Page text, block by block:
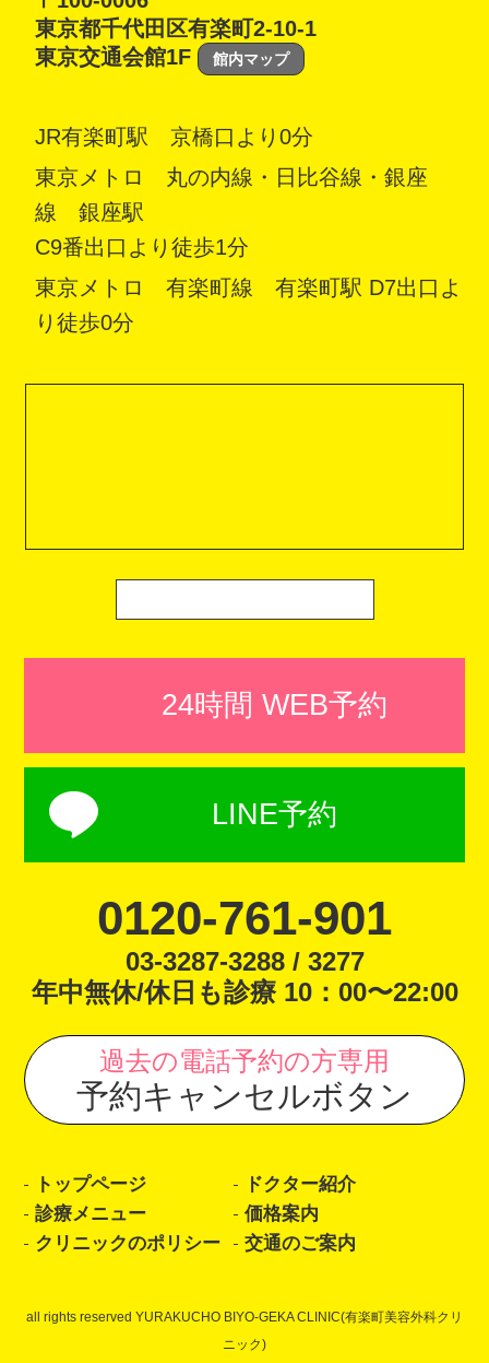
東京都千代田区有楽町2-10-1
東京交通会館1F
館内マップ
JR有楽町駅 京橋口より0分
東京メトロ 丸の内線・日比谷線・銀座
線 銀座駅
C9番出口より徒歩1分
東京メトロ 有楽町線 有楽町駅 D7出口よ
り徒歩0分
24時間 WEB予約
LINE予約
0120-761-901
03-3287-3288 / 3277
年中無休/休日も診療 10：00〜22:00
過去の電話予約の方専用
予約キャンセルボタン
トップページ
ドクター紹介
診療メニュー
価格案内
クリニックのポリシー
交通のご案内
all rights reserved YURAKUCHO BIYO-GEKA CLINIC(有楽町美容外科クリ
ニック)